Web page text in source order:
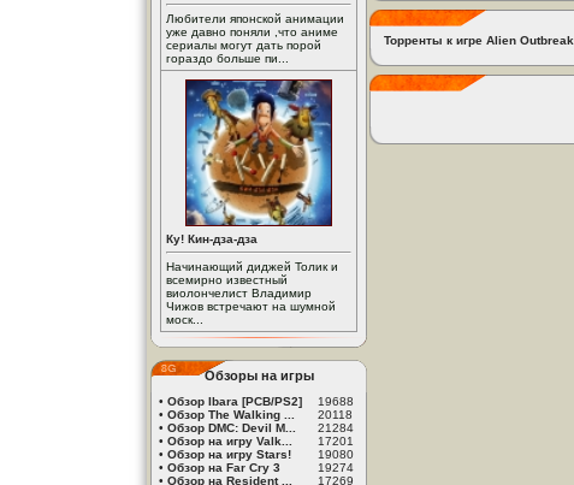
Любители японской анимации
уже давно поняли ,что аниме
сериалы могут дать порой
гораздо больше пи...
Ку! Кин-дза-дза
Начинающий диджей Толик и
всемирно известный
виолончелист Владимир
Чижов встречают на шумной
моск...
Обзоры на игры
• Обзор Ibara [PCB/PS2]
19688
• Обзор The Walking ...
20118
• Обзор DMC: Devil M...
21284
• Обзор на игру Valk...
17201
• Обзор на игру Stars!
19080
• Обзор на Far Cry 3
19274
• Обзор на Resident ... 17269
Торренты к игре Alien Outbreak